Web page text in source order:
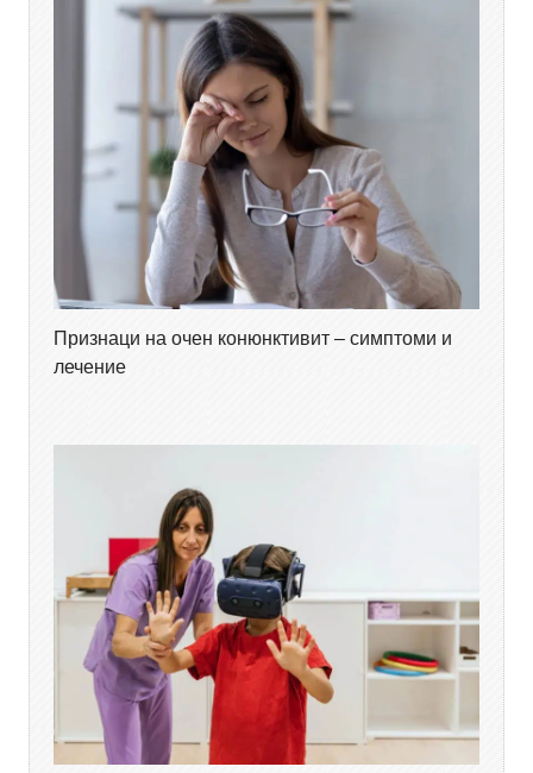
Признаци на очен конюнктивит – симптоми и
лечение